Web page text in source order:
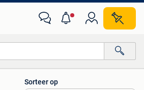
Sorteer op